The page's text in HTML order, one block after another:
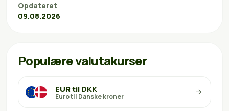
Opdateret
09.08.2026
Populære valutakurser
EUR til DKK
Euro til Danske kroner